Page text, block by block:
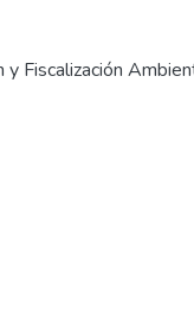
y Fiscalización